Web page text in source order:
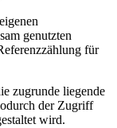
genutzten
für
zugrunde liegende
der Zugriff
wird.